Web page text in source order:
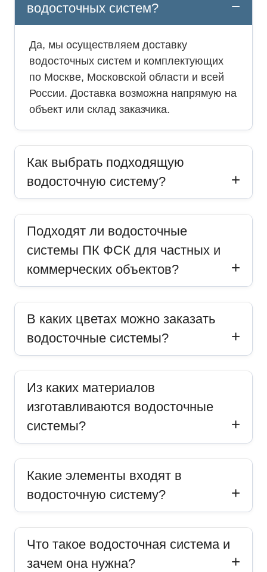
водосточных систем?
Да, мы осуществляем доставку
водосточных систем и комплектующих
по Москве, Московской области и всей
России. Доставка возможна напрямую на
объект или склад заказчика.
Как выбрать подходящую
водосточную систему?
Подходят ли водосточные
системы ПК ФСК для частных и
коммерческих объектов?
В каких цветах можно заказать
водосточные системы?
Из каких материалов
изготавливаются водосточные
системы?
Какие элементы входят в
водосточную систему?
Что такое водосточная система и
зачем она нужна?